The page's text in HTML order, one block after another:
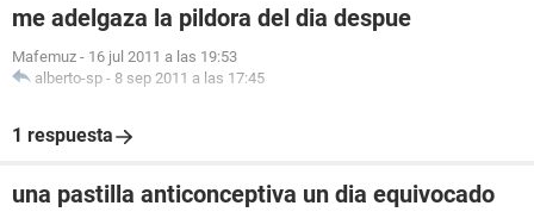
me adelgaza la pildora del dia despue
Mafemuz - 16 jul 2011 a las 19:53
alberto-sp - 8 sep 2011 a las 17:45
1 respuesta
una pastilla anticonceptiva un dia equivocado